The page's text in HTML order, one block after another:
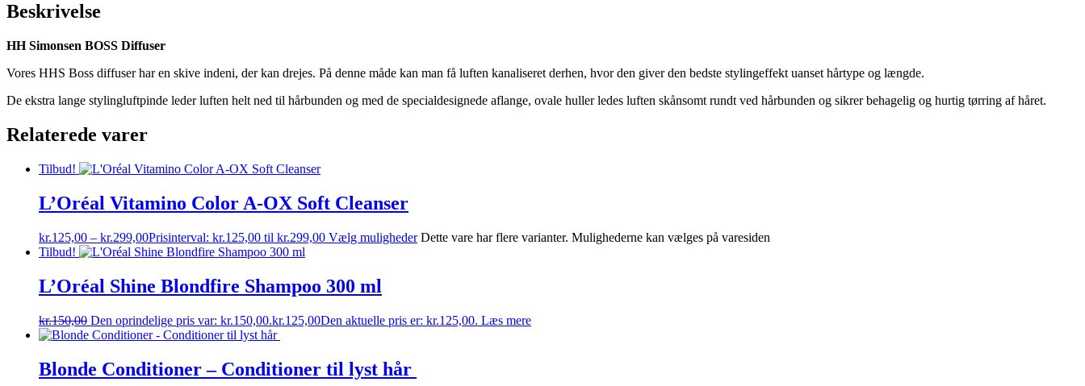
Beskrivelse
HH Simonsen BOSS Diffuser
Vores HHS Boss diffuser har en skive indeni, der kan drejes. På denne måde kan man få luften kanaliseret derhen, hvor den giver den bedste stylingeffekt uanset hårtype og længde.
De ekstra lange stylingluftpinde leder luften helt ned til hårbunden og med de specialdesignede aflange, ovale huller ledes luften skånsomt rundt ved hårbunden og sikrer behagelig og hurtig tørring af håret.
Relaterede varer
Tilbud!
L’Oréal Vitamino Color A-OX Soft Cleanser
kr.125,00 – kr.299,00Prisinterval: kr.125,00 til kr.299,00 Vælg muligheder Dette vare har flere varianter. Mulighederne kan vælges på varesiden
Tilbud!
L’Oréal Shine Blondfire Shampoo 300 ml
kr.150,00 Den oprindelige pris var: kr.150,00.kr.125,00Den aktuelle pris er: kr.125,00. Læs mere
Blonde Conditioner – Conditioner til lyst hår